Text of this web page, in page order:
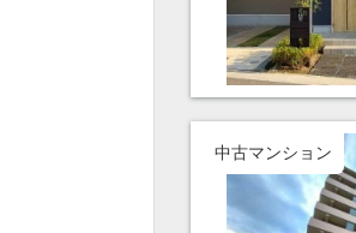
中古マンション